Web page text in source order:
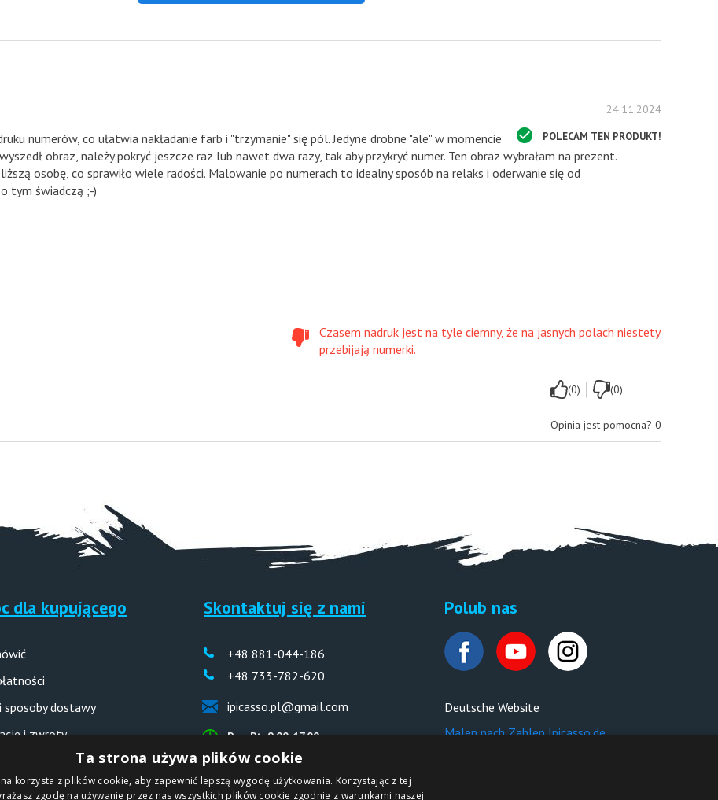
24.11.2024
POLECAM TEN PRODUKT!
numerów, co ułatwia nakładanie farb i "trzymanie" się pól. Jedyne drobne "ale" w momencie
obraz, należy pokryć jeszcze raz lub nawet dwa razy, tak aby przykryć numer. Ten obraz wybrałam na prezent.
osobę, co sprawiło wiele radości. Malowanie po numerach to idealny sposób na relaks i oderwanie się od
tym świadczą ;-)
Czasem nadruk jest na tyle ciemny, że na jasnych polach niestety
przebijają numerki.
(0) | (0)
Opinia jest pomocna? 0
dla kupującego
sposoby dostawy
i zwroty
i odpowiedzi (FAQ)
Skontaktuj się z nami
+48 881-044-186
+48 733-782-620
ipicasso.pl@gmail.com
Pon-Pt: 9.00-17.00
Polub nas
Deutsche Website
Malen nach Zahlen Ipicasso.de
Ta strona używa plików cookie
korzysta z plików cookie, aby zapewnić lepszą wygodę użytkowania. Korzystając z tej
zgodę na używanie przez nas wszystkich plików cookie zgodnie z warunkami naszej